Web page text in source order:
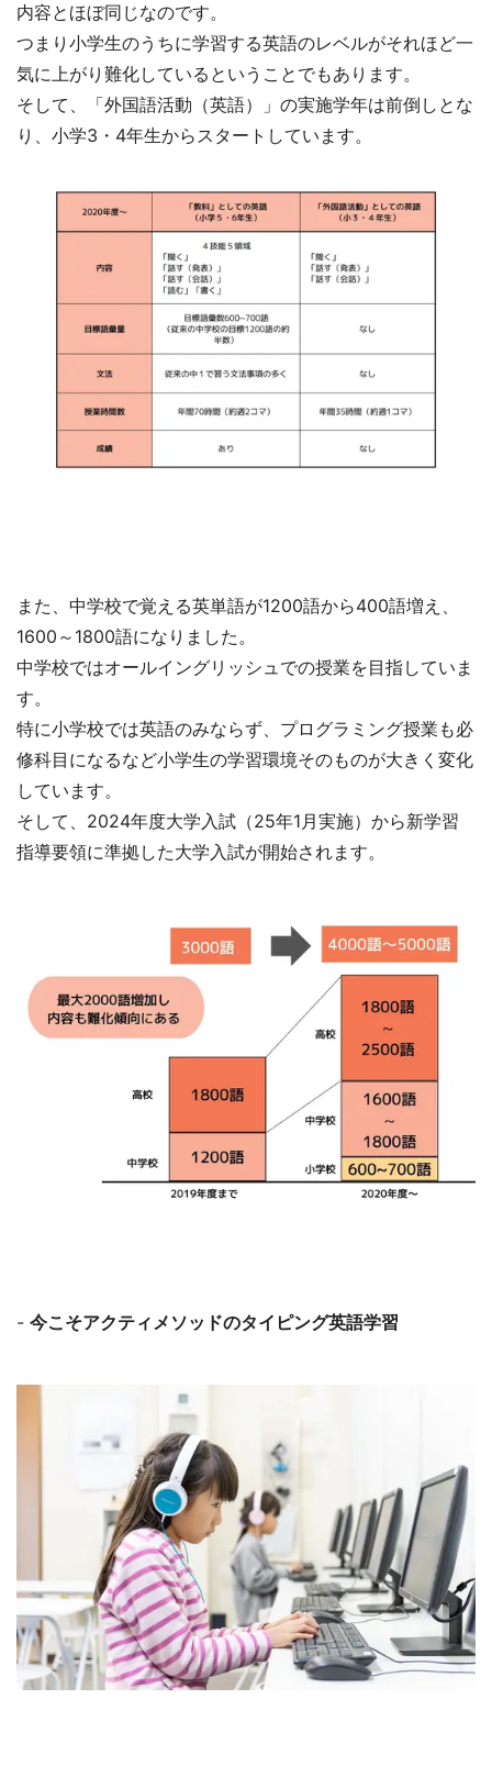
内容とほぼ同じなのです。
つまり小学生のうちに学習する英語のレベルがそれほど一
気に上がり難化しているということでもあります。
そして、「外国語活動（英語）」の実施学年は前倒しとな
り、小学3・4年生からスタートしています。
また、中学校で覚える英単語が1200語から400語増え、
1600～1800語になりました。
中学校ではオールイングリッシュでの授業を目指していま
す。
特に小学校では英語のみならず、プログラミング授業も必
修科目になるなど小学生の学習環境そのものが大きく変化
しています。
そして、2024年度大学入試（25年1月実施）から新学習
指導要領に準拠した大学入試が開始されます。
- 今こそアクティメソッドのタイピング英語学習